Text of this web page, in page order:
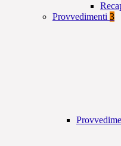
Provvedimenti 3